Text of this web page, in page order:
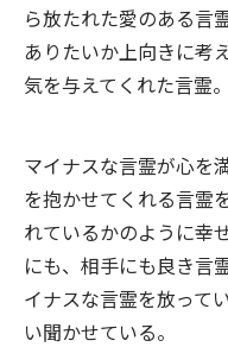
ら放たれた愛のある言
ありたいか上向きに考
気を与えてくれた言霊
マイナスな言霊が心を
を抱かせてくれる言霊
れているかのように幸
にも、相手にも良き言
イナスな言霊を放って
い聞かせている。